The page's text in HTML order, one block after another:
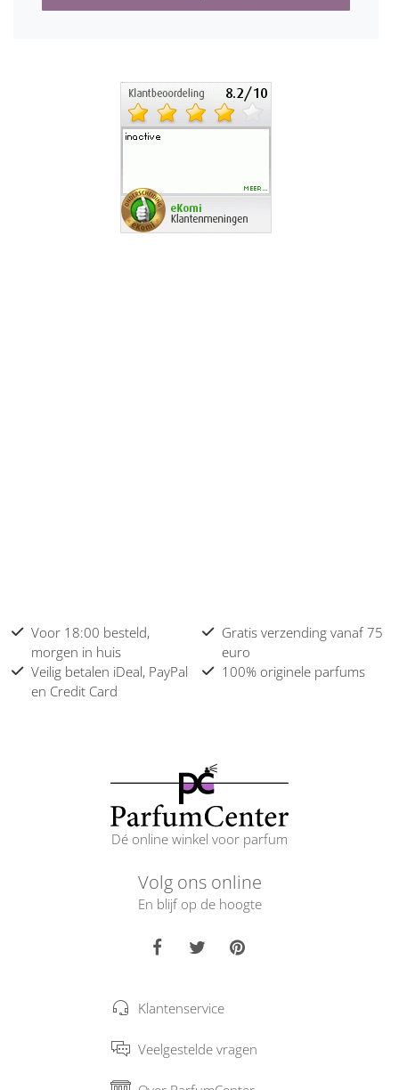
Voor 18:00 besteld,
morgen in huis
Gratis verzending vanaf 75
euro
Veilig betalen iDeal, PayPal
en Credit Card
100% originele parfums
Dé online winkel voor parfum
Volg ons online
En blijf op de hoogte
Klantenservice
Veelgestelde vragen